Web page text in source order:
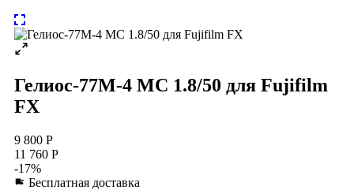
Гелиос-77М-4 МС 1.8/50 для Fujifilm
FX
9 800 Р
11 760 Р
-17%
Бесплатная доставка